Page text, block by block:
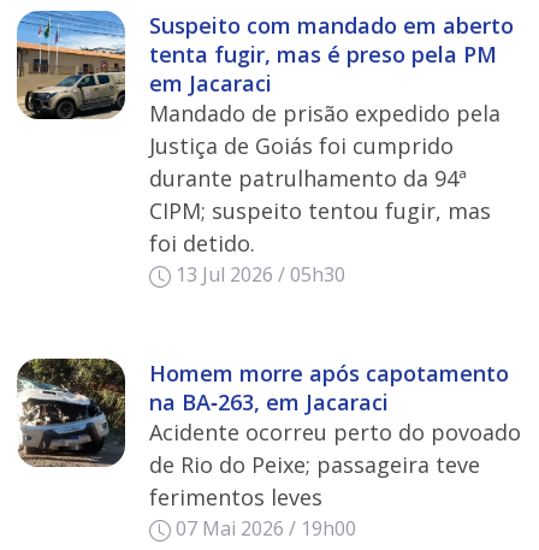
Suspeito com mandado em aberto
tenta fugir, mas é preso pela PM
em Jacaraci
Mandado de prisão expedido pela
Justiça de Goiás foi cumprido
durante patrulhamento da 94ª
CIPM; suspeito tentou fugir, mas
foi detido.
13 Jul 2026 / 05h30
Homem morre após capotamento
na BA‑263, em Jacaraci
Acidente ocorreu perto do povoado
de Rio do Peixe; passageira teve
ferimentos leves
07 Mai 2026 / 19h00